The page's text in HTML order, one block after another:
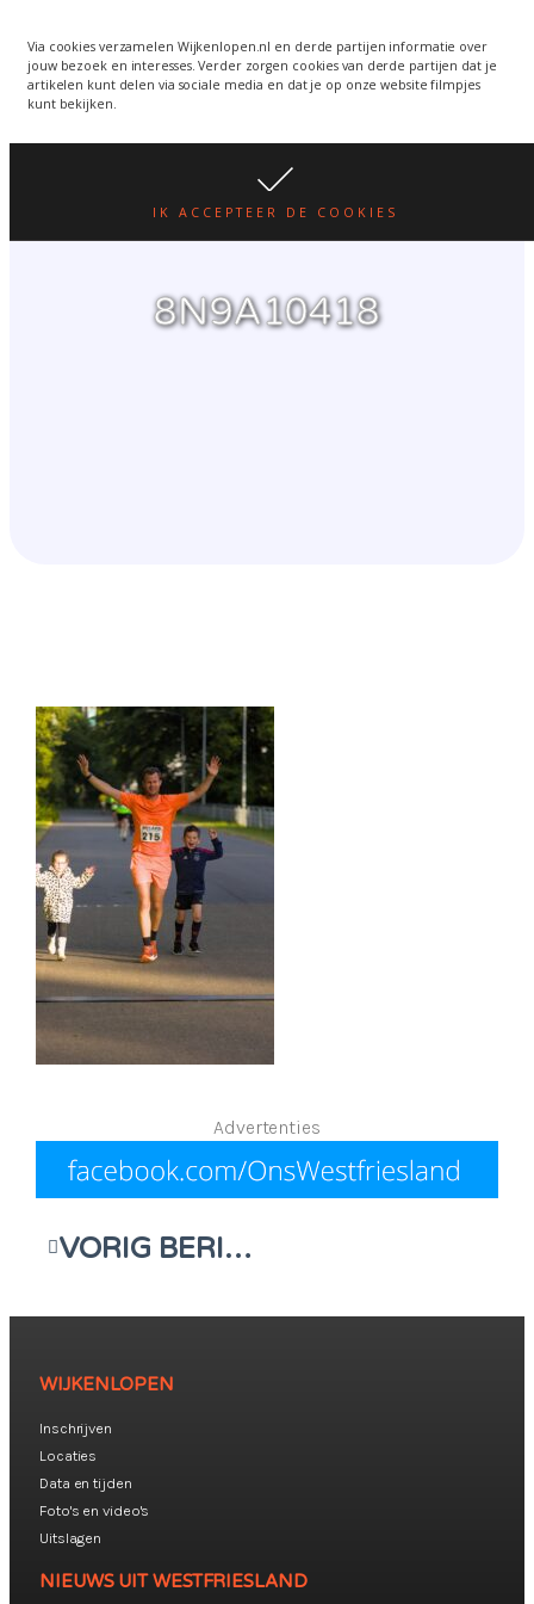
Via cookies verzamelen Wijkenlopen.nl en derde partijen informatie over
jouw bezoek en interesses. Verder zorgen cookies van derde partijen dat je
artikelen kunt delen via sociale media en dat je op onze website filmpjes
kunt bekijken.
IK ACCEPTEER DE COOKIES
wordt een week verplaatst
i.v.m. warmte. lees hier
WIJKENLOPEN.NL
8N9A10418
Advertenties
VORIG BERICHT
WIJKENLOPEN
Inschrijven
Locaties
Data en tijden
Foto's en video's
Uitslagen
NIEUWS UIT WESTFRIESLAND